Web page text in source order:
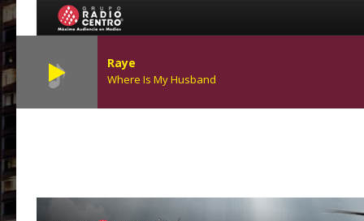
Raye
Where Is My Husband